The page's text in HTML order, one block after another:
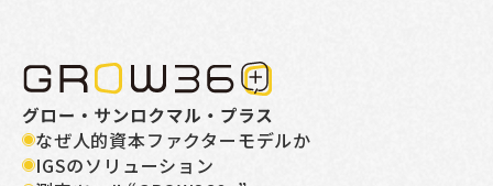
なぜ人的資本ファクターモデルか
IGSのソリューション